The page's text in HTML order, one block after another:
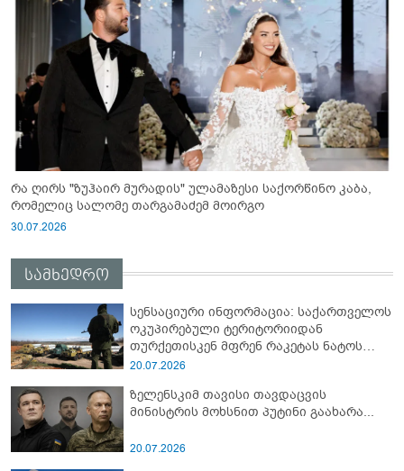
რა ღირს "ზუჰაირ მურადის" ულამაზესი საქორწინო კაბა,
რომელიც სალომე თარგამაძემ მოირგო
30.07.2026
სამხედრო
სენსაციური ინფორმაცია: საქართველოს
ოკუპირებული ტერიტორიიდან
თურქეთისკენ მფრენ რაკეტას ნატოს
სამიტი კინაღამ ჩაუშლია
20.07.2026
ზელენსკიმ თავისი თავდაცვის
მინისტრის მოხსნით პუტინი გაახარა...
20.07.2026